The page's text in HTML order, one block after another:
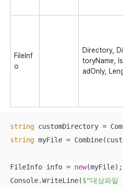
FileInf
o
Directory,
toryName,
adOnly,
string customDirectory =
string myFile =
FileInfo info = new(myFile);
Console.WriteLine($"대상파